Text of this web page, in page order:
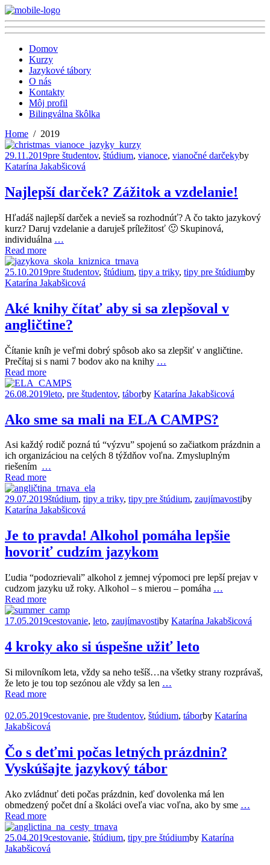
Domov
Kurzy
Jazykové tábory
O nás
Kontakty
Môj profil
Bilingválna škôlka
Home
2019
29.11.2019pre študentov, štúdium, vianoce, vianočné darčekyby
Katarína Jakabšicová
Najlepší darček? Zážitok a vzdelanie!
Hľadáš najlepší darček a nevieš sa rozhodnúť? A čo takto jazykový
kurz? Daruj vzdelanie a daruješ príležitosť 🙂 Skupinová,
individuálna …
Read more
25.10.2019pre študentov, štúdium, tipy a triky, tipy pre štúdiumby
Katarína Jakabšicová
Aké knihy čítať aby si sa zlepšoval v
angličtine?
Čítanie kníh je veľmi dobrý spôsob ako sa zlepšiť v angličtine.
Prečítaj si s nami 7 bodov ako na knihy …
Read more
26.08.2019leto, pre študentov, táborby Katarína Jakabšicová
Ako sme sa mali na ELA CAMPS?
Asi každý rodič pozná tú “výzvu” spojenú so začiatkom prázdnin a
ich organizáciou na celých 8 týždňov voľna. Zmysluplným
riešením …
Read more
29.07.2019štúdium, tipy a triky, tipy pre štúdium, zaujímavostiby
Katarína Jakabšicová
Je to pravda! Alkohol pomáha lepšie
hovoriť cudzím jazykom
Ľudia “podozrievali” alkohol z jemnej výpomoci pre lepší prejav v
cudzom jazyku už roky. Alkohol – s mierou – pomáha …
Read more
17.05.2019cestovanie, leto, zaujímavostiby Katarína Jakabšicová
4 kroky ako si úspešne užiť leto
Si milovníkom leta, vždy sa neho tešíš…na všetky strany rozprávaš,
že leto je tou top sezónou ale vždy sa len …
Read more
02.05.2019cestovanie, pre študentov, štúdium, táborby Katarína
Jakabšicová
Čo s deťmi počas letných prázdnin?
Vyskúšajte jazykový tábor
Ako zvládnuť deti počas prázdnin, keď dovolenka má len
obmedzený počet dní a školáci oveľa viac voľna, ako by sme …
Read more
25.04.2019cestovanie, štúdium, tipy pre štúdiumby Katarína
Jakabšicová